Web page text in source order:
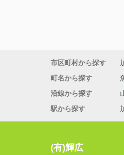
市区町村から探す
町名から探す
沿線から探す
駅から探す
(有)輝広